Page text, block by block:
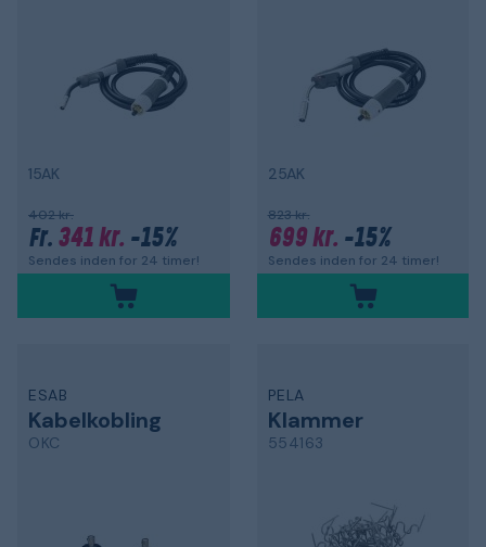
15AK
402 kr.
Fr. 341 kr. -15%
Sendes inden for 24 timer!
25AK
823 kr.
699 kr. -15%
Sendes inden for 24 timer!
ESAB
Kabelkobling
OKC
PELA
Klammer
554163